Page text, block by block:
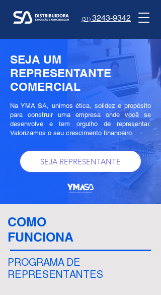
(31) 3243-9342
SEJA UM
REPRESENTANTE
COMERCIAL
Na YMA SA, unimos ética, solidez e propósito
para construir uma empresa onde você se
desenvolve e tem orgulho de representar.
Valorizamos o seu crescimento financeiro.
SEJA REPRESENTANTE
COMO
FUNCIONA
PROGRAMA DE
REPRESENTANTES